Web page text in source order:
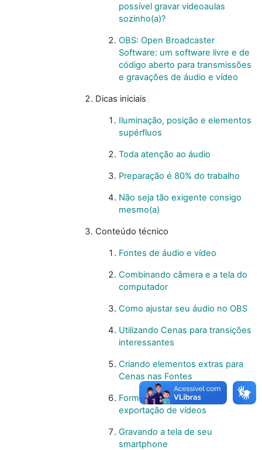
possível gravar videoaulas
sozinho(a)?
OBS: Open Broadcaster
Software: um software livre e de
código aberto para transmissões
e gravações de áudio e vídeo
Dicas iniciais
Iluminação, posição e elementos
supérfluos
Toda atenção ao áudio
Preparação é 80% do trabalho
Não seja tão exigente consigo
mesmo(a)
Conteúdo técnico
Fontes de áudio e vídeo
Combinando câmera e a tela do
computador
Como ajustar seu áudio no OBS
Utilizando Cenas para transições
interessantes
Criando elementos extras para
Cenas nas Fontes
Formatos de gravação e
exportação de vídeos
Gravando a tela de seu
smartphone